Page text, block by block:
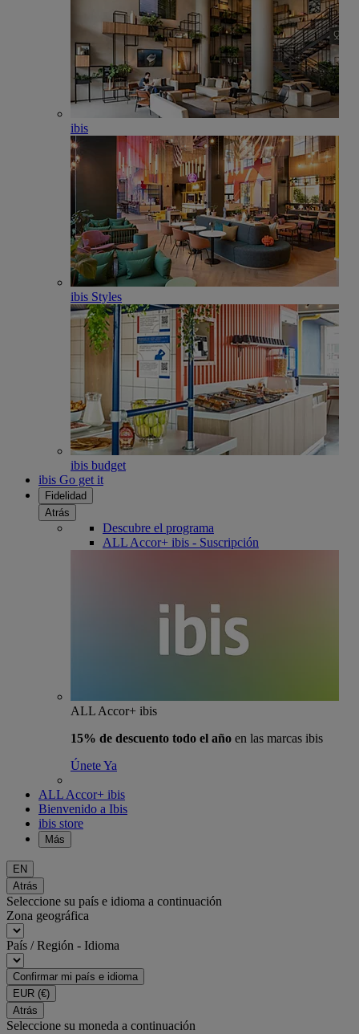
ibis
ibis Styles
ibis budget
ibis Go get it
Fidelidad
Atrás
Descubre el programa
ALL Accor+ ibis - Suscripción
ALL Accor+ ibis
15% de descuento todo el año en las marcas ibis
Únete Ya
ALL Accor+ ibis
Bienvenido a Ibis
ibis store
Más
EN
Atrás
Seleccione su país e idioma a continuación
Zona geográfica
País / Región - Idioma
Confirmar mi país e idioma
EUR (€)
Atrás
Seleccione su moneda a continuación